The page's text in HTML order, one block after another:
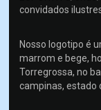
convidados
Nosso logotipo é
marrom e bege,
Torregrossa, no
campinas, estado